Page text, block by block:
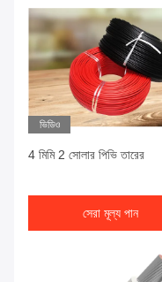
ভিডিও
4 মিমি 2 সোলার পিভি তারের
সেরা মূল্য পান